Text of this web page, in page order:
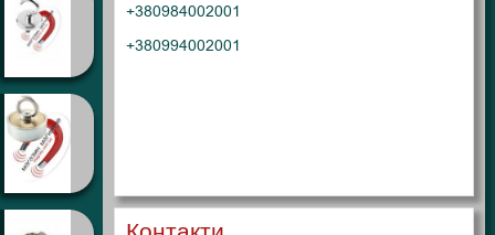
+380984002001
+380994002001